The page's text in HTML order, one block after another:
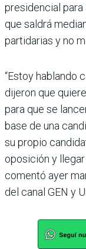
presi­dencial
que sal­drá
partidarias y no
“Estoy hablando
dije­ron que
para que se
base de una
su pro­pio
oposición y
comentó ayer
del canal GEN y